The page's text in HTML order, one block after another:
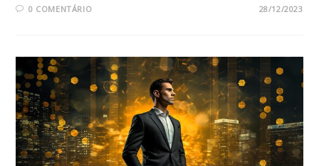
0 COMENTÁRIO 28/12/2023